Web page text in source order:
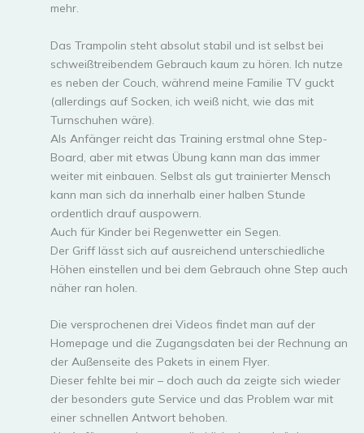
mehr.
Das Trampolin steht absolut stabil und ist selbst bei
schweißtreibendem Gebrauch kaum zu hören. Ich nutze
es neben der Couch, während meine Familie TV guckt
(allerdings auf Socken, ich weiß nicht, wie das mit
Turnschuhen wäre).
Als Anfänger reicht das Training erstmal ohne Step-
Board, aber mit etwas Übung kann man das immer
weiter mit einbauen. Selbst als gut trainierter Mensch
kann man sich da innerhalb einer halben Stunde
ordentlich drauf auspowern.
Auch für Kinder bei Regenwetter ein Segen.
Der Griff lässt sich auf ausreichend unterschiedliche
Höhen einstellen und bei dem Gebrauch ohne Step auch
näher ran holen.
Die versprochenen drei Videos findet man auf der
Homepage und die Zugangsdaten bei der Rechnung an
der Außenseite des Pakets in einem Flyer.
Dieser fehlte bei mir – doch auch da zeigte sich wieder
der besonders gute Service und das Problem war mit
einer schnellen Antwort behoben.